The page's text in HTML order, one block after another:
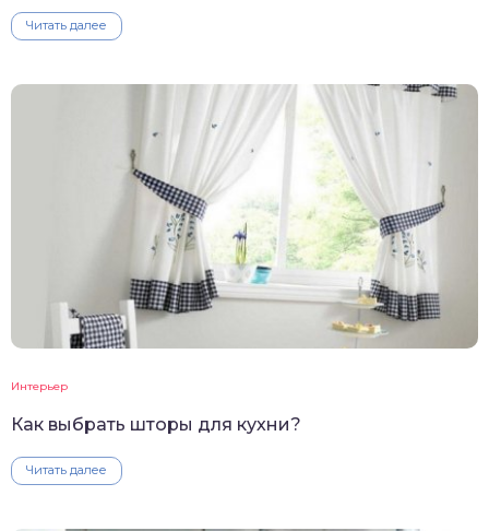
Читать далее
Интерьер
Как выбрать шторы для кухни?
Читать далее